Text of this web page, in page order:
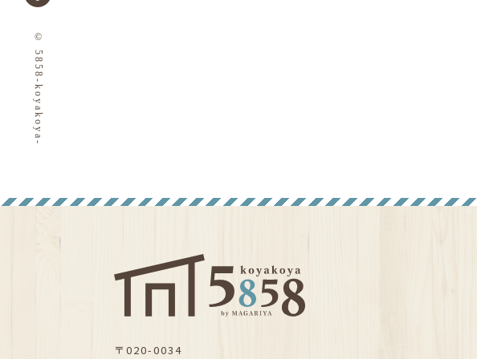
© 5858-koyakoya-
〒020-0034